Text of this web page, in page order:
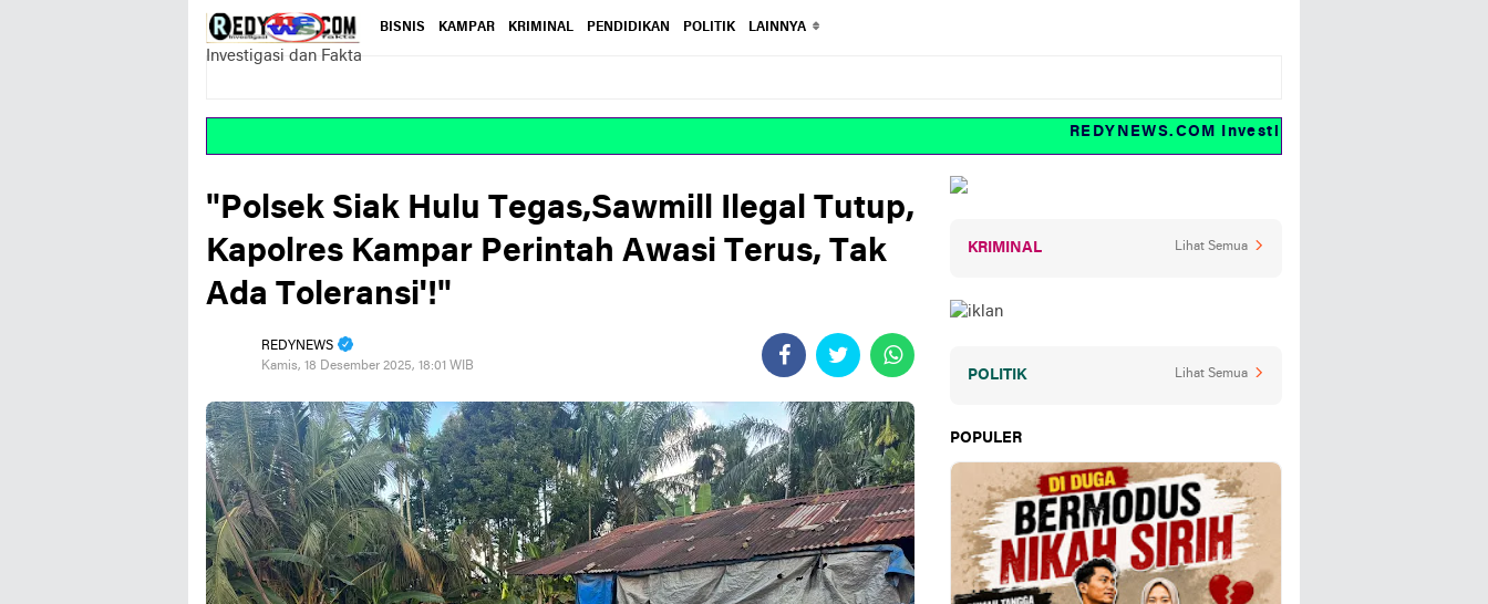
Investigasi dan Fakta
BISNIS KAMPAR KRIMINAL PENDIDIKAN POLITIK LAINNYA
REDYNEWS.COM Investigasi dan fakta
"Polsek Siak Hulu Tegas,Sawmill Ilegal Tutup,
Kapolres Kampar Perintah Awasi Terus, Tak
Ada Toleransi'!"
REDYNEWS
Kamis, 18 Desember 2025, 18:01 WIB
KRIMINAL Lihat Semua
POLITIK Lihat Semua
POPULER